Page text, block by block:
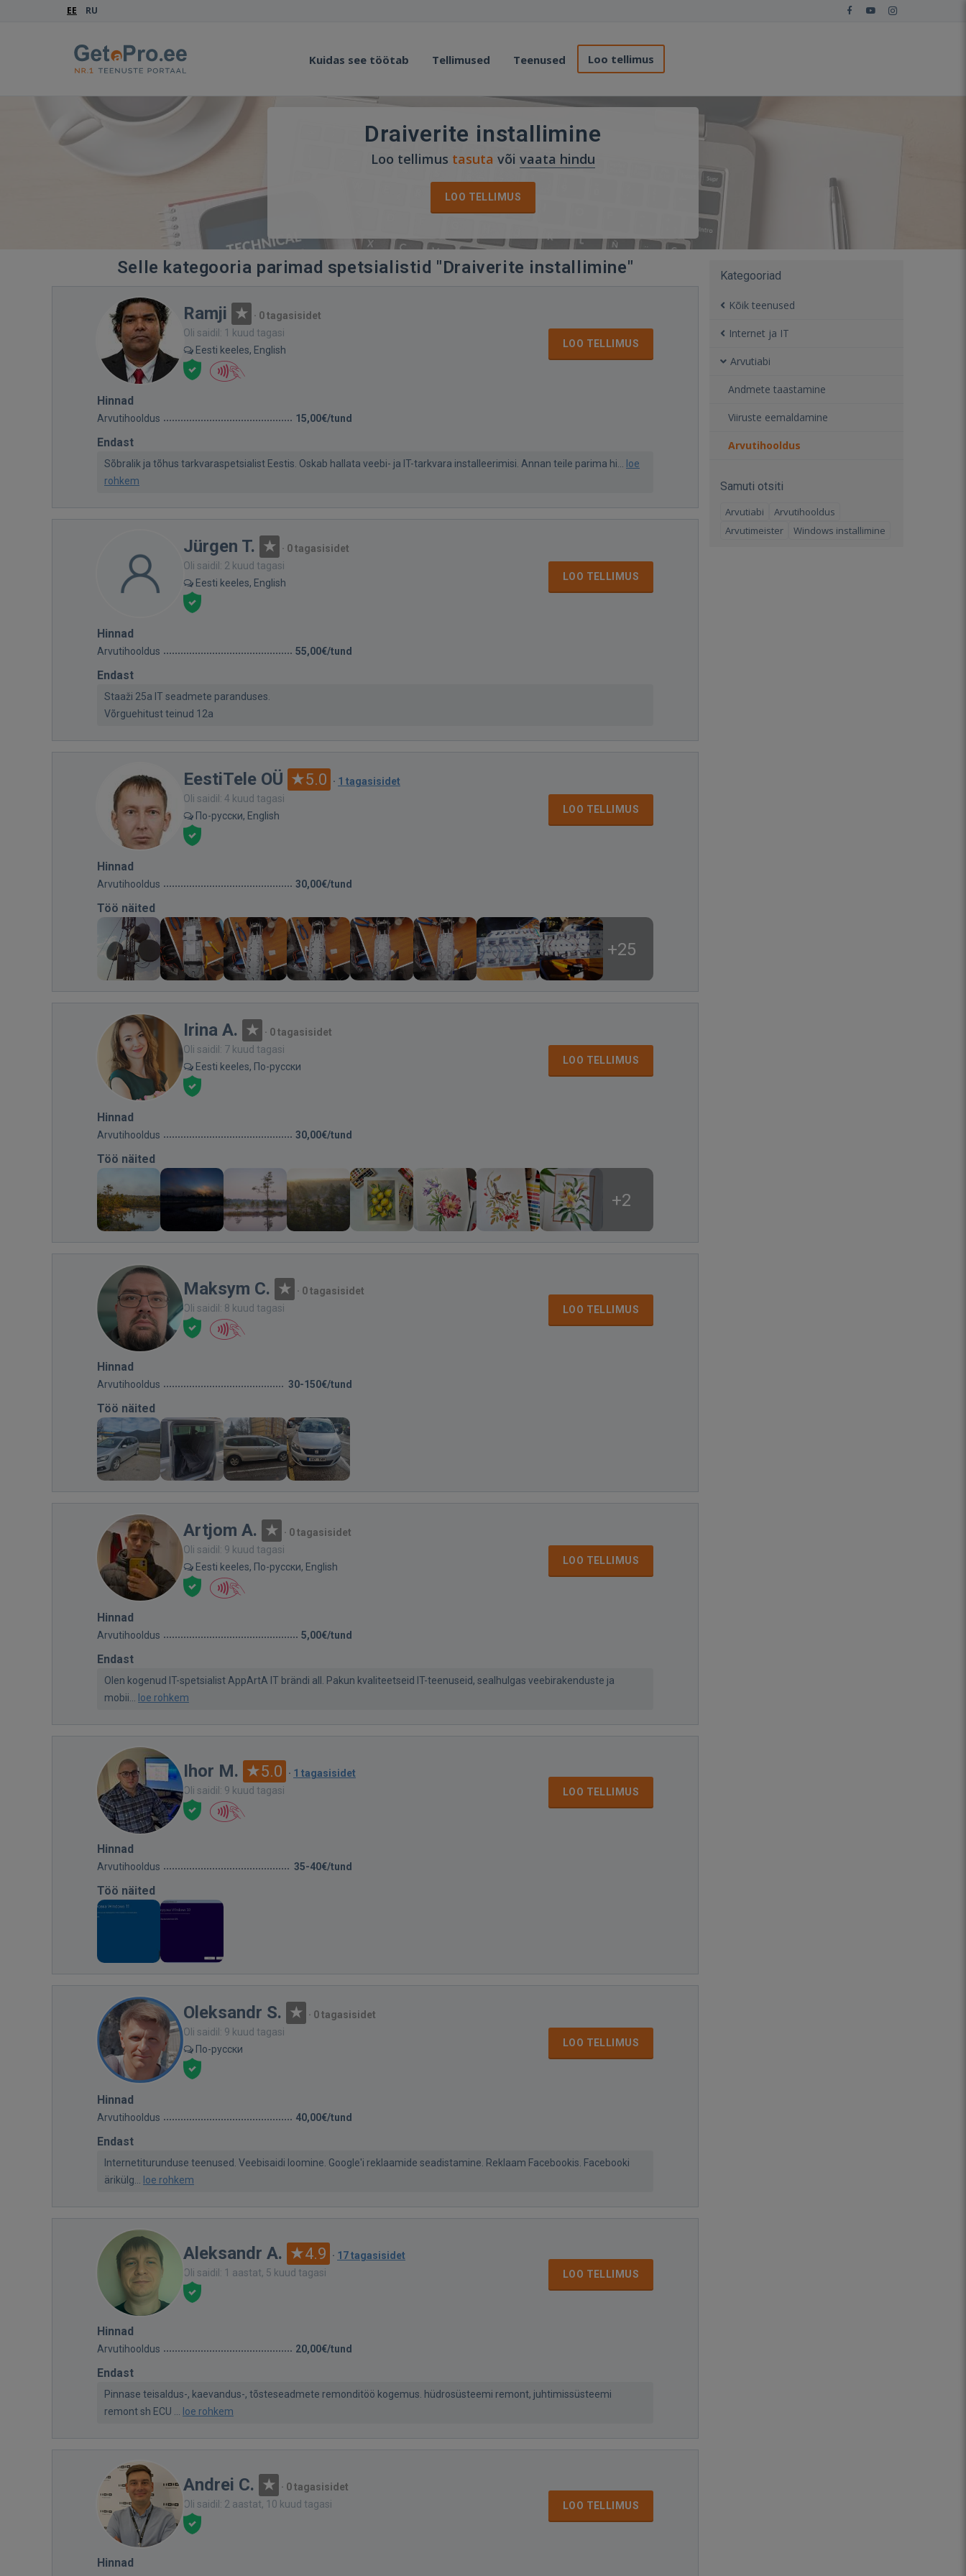
EE RU
Kuidas see töötab Tellimused Teenused Loo tellimus
Draiverite installimine
Loo tellimus tasuta või vaata hindu
LOO TELLIMUS
Selle kategooria parimad spetsialistid "Draiverite installimine"
Ramji · 0 tagasisidet
Oli saidil: 1 kuud tagasi
Eesti keeles, English
LOO TELLIMUS
Hinnad
Arvutihooldus 15,00€/tund
Endast
Sõbralik ja tõhus tarkvaraspetsialist Eestis. Oskab hallata veebi- ja IT-tarkvara installeerimisi. Annan teile parima hi...
loe
rohkem
Jürgen T. · 0 tagasisidet
Oli saidil: 2 kuud tagasi
Eesti keeles, English
LOO TELLIMUS
Hinnad
Arvutihooldus 55,00€/tund
Endast
Staaži 25a IT seadmete paranduses.
Võrguehitust teinud 12a
EestiTele OÜ 5.0 · 1 tagasisidet
Oli saidil: 4 kuud tagasi
По-русски, English
LOO TELLIMUS
Hinnad
Arvutihooldus 30,00€/tund
Töö näited
+25
Irina A. · 0 tagasisidet
Oli saidil: 7 kuud tagasi
Eesti keeles, По-русски
LOO TELLIMUS
Hinnad
Arvutihooldus 30,00€/tund
Töö näited
+2
Maksym C. · 0 tagasisidet
Oli saidil: 8 kuud tagasi
LOO TELLIMUS
Hinnad
Arvutihooldus 30-150€/tund
Töö näited
Artjom A. · 0 tagasisidet
Oli saidil: 9 kuud tagasi
Eesti keeles, По-русски, English
LOO TELLIMUS
Hinnad
Arvutihooldus 5,00€/tund
Endast
Olen kogenud IT-spetsialist AppArtA IT brändi all. Pakun kvaliteetseid IT-teenuseid, sealhulgas veebirakenduste ja
mobii...
loe rohkem
Ihor M. 5.0 · 1 tagasisidet
Oli saidil: 9 kuud tagasi
LOO TELLIMUS
Hinnad
Arvutihooldus 35-40€/tund
Töö näited
Oleksandr S. · 0 tagasisidet
Oli saidil: 9 kuud tagasi
По-русски
LOO TELLIMUS
Hinnad
Arvutihooldus 40,00€/tund
Endast
Internetiturunduse teenused. Veebisaidi loomine. Google'i reklaamide seadistamine. Reklaam Facebookis. Facebooki
ärikülg...
loe rohkem
Aleksandr A. 4.9 · 17 tagasisidet
Oli saidil: 1 aastat, 5 kuud tagasi
LOO TELLIMUS
Hinnad
Arvutihooldus 20,00€/tund
Endast
Pinnase teisaldus-, kaevandus-, tõsteseadmete remonditöö kogemus. hüdrosüsteemi remont, juhtimissüsteemi
remont sh ECU ...
loe rohkem
Andrei C. · 0 tagasisidet
Oli saidil: 2 aastat, 10 kuud tagasi
LOO TELLIMUS
Hinnad
Kategooriad
Kõik teenused
Internet ja IT
Arvutiabi
Andmete taastamine
Viiruste eemaldamine
Arvutihooldus
Samuti otsiti
Arvutiabi
Arvutihooldus
Arvutimeister
Windows installimine